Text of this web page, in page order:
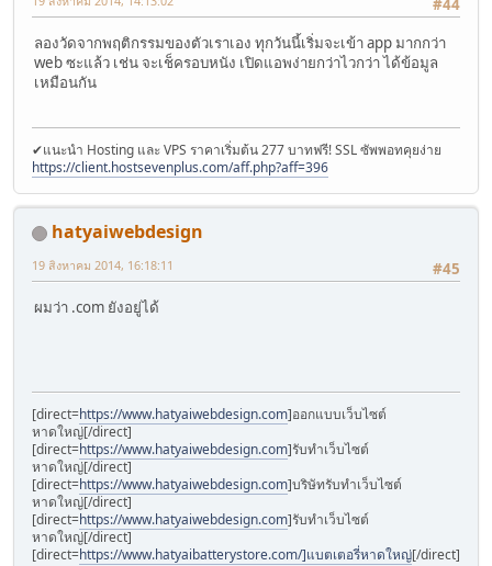
#44
ลองวัดจากพฤติกรรมของตัวเราเอง ทุกวันนี้เริ่มจะเข้า app มากกว่า
web ซะแล้ว เช่น จะเช็ครอบหนัง เปิดแอพง่ายกว่าไวกว่า ได้ข้อมูล
เหมือนกัน
✔แนะนำ Hosting และ VPS ราคาเริ่มต้น 277 บาทฟรี! SSL ซัพพอทคุยง่าย
https://client.hostsevenplus.com/aff.php?aff=396
hatyaiwebdesign
#45
19 สิงหาคม 2014, 16:18:11
ผมว่า .com ยังอยู่ได้
[direct=https://www.hatyaiwebdesign.com]ออกแบบเว็บไซต์
หาดใหญ่[/direct]
[direct=https://www.hatyaiwebdesign.com]รับทำเว็บไซต์
หาดใหญ่[/direct]
[direct=https://www.hatyaiwebdesign.com]บริษัทรับทำเว็บไซต์
หาดใหญ่[/direct]
[direct=https://www.hatyaiwebdesign.com]รับทำเว็บไซต์
หาดใหญ่[/direct]
[direct=https://www.hatyaibatterystore.com/]แบตเตอรี่หาดใหญ่[/direct]